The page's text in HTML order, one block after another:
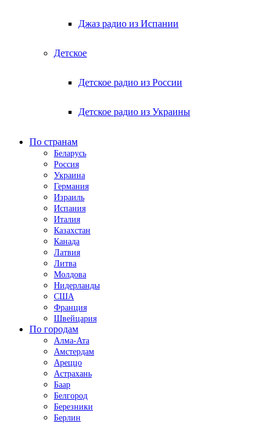
Джаз радио из Испании
Детское
Детское радио из России
Детское радио из Украины
По странам
Беларусь
Россия
Украина
Германия
Израиль
Испания
Италия
Казахстан
Канада
Латвия
Литва
Молдова
Нидерланды
США
Франция
Швейцария
По городам
Алма-Ата
Амстердам
Ареццо
Астрахань
Баар
Белгород
Березники
Берлин